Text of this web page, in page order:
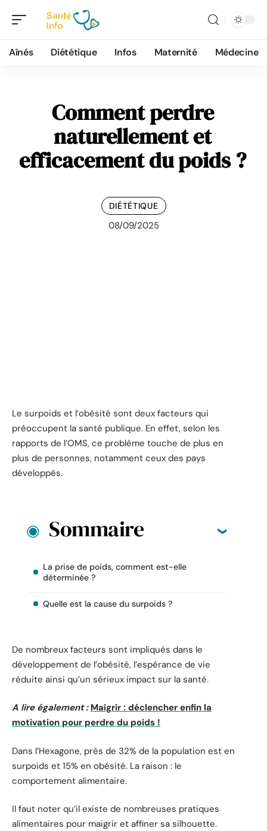
Aînés Diététique Infos Maternité Médecine
Comment perdre
naturellement et
efficacement du poids ?
DIÉTÉTIQUE
08/09/2025
Le surpoids et l’obésité sont deux facteurs qui
préoccupent la santé publique. En effet, selon les
rapports de l’OMS, ce problème touche de plus en
plus de personnes, notamment ceux des pays
développés.
Sommaire
La prise de poids, comment est-elle
déterminée ?
Quelle est la cause du surpoids ?
De nombreux facteurs sont impliqués dans le
développement de l’obésité, l’espérance de vie
réduite ainsi qu’un sérieux impact sur la santé.
A lire également : Maigrir : déclencher enfin la
motivation pour perdre du poids !
Dans l’Hexagone, près de 32% de la population est en
surpoids et 15% en obésité. La raison : le
comportement alimentaire.
Il faut noter qu’il existe de nombreuses pratiques
alimentaires pour maigrir et affiner sa silhouette.